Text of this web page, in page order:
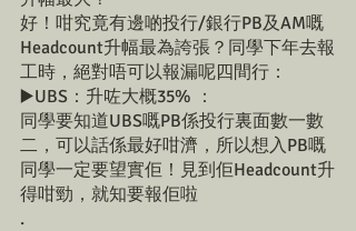
好！咁究竟有邊啲投行/銀行PB及AM嘅
Headcount升幅最為誇張？同學下年去報
工時，絕對唔可以報漏呢四間行：
▶️UBS：升咗大概35% ：
同學要知道UBS嘅PB係投行裏面數一數
二，可以話係最好咁濟，所以想入PB嘅
同學一定要望實佢！見到佢Headcount升
得咁勁，就知要報佢啦
.